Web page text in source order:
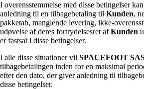
I overensstemmelse med disse betingelser
anledning til en tilbagebetaling til Kunden,
pakketab, manglende levering, ikke-
udøvelse af deres fortrydelsesret afKunden
er fastsat i disse betingelser.
I alle disse situationer vil SPACEFOOT
tilbagebetalingen inden for en maksimal
efter den dato, der giver anledning til
disse betingelser.